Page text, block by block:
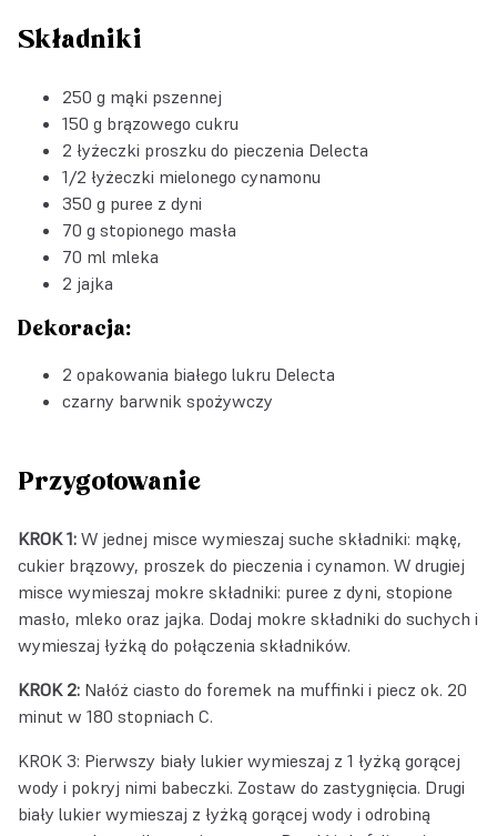
Składniki
250 g mąki pszennej
150 g brązowego cukru
2 łyżeczki proszku do pieczenia Delecta
1/2 łyżeczki mielonego cynamonu
350 g puree z dyni
70 g stopionego masła
70 ml mleka
2 jajka
Dekoracja:
2 opakowania białego lukru Delecta
czarny barwnik spożywczy
Przygotowanie
KROK 1: W jednej misce wymieszaj suche składniki: mąkę,
cukier brązowy, proszek do pieczenia i cynamon. W drugiej
misce wymieszaj mokre składniki: puree z dyni, stopione
masło, mleko oraz jajka. Dodaj mokre składniki do suchych i
wymieszaj łyżką do połączenia składników.
KROK 2: Nałóż ciasto do foremek na muffinki i piecz ok. 20
minut w 180 stopniach C.
KROK 3: Pierwszy biały lukier wymieszaj z 1 łyżką gorącej
wody i pokryj nimi babeczki. Zostaw do zastygnięcia. Drugi
biały lukier wymieszaj z łyżką gorącej wody i odrobiną